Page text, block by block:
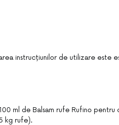
instrucțiunilor de utilizare este
ml de Balsam rufe Rufino pentru
kg rufe).